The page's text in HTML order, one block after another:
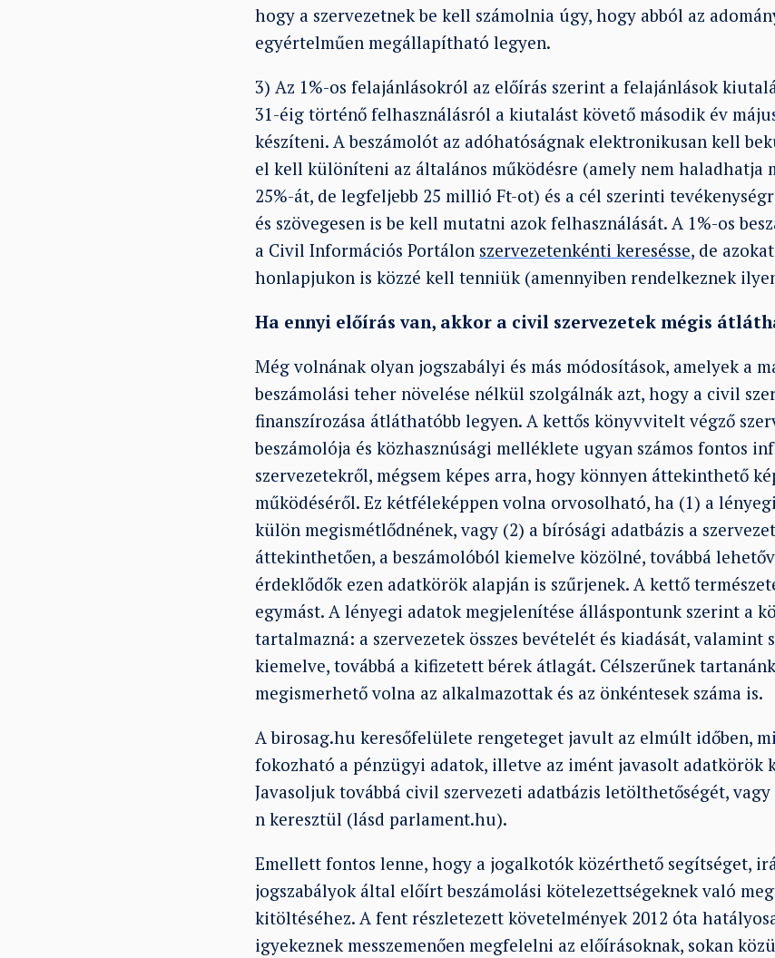
hogy a szervezetnek be kell számolnia úgy, hogy abból az
egyértelműen megállapítható legyen.
3) Az 1%-os felajánlásokról az előírás szerint a felajánlások
31-éig történő felhasználásról a kiutalást követő második év
készíteni. A beszámolót az adóhatóságnak elektronikusan kell
el kell különíteni az általános működésre (amely nem haladhatja
25%-át, de legfeljebb 25 millió Ft-ot) és a cél szerinti
és szövegesen is be kell mutatni azok felhasználását. A 1%-os
a Civil Információs Portálon szervezetenkénti keresésse, de
honlapjukon is közzé kell tenniük (amennyiben rendelkeznek
Ha ennyi előírás van, akkor a civil szervezetek mégis
Még volnának olyan jogszabályi és más módosítások, amelyek a
beszámolási teher növelése nélkül szolgálnák azt, hogy a civil
finanszírozása átláthatóbb legyen. A kettős könyvvitelt végző
beszámolója és közhasznúsági melléklete ugyan számos fontos
szervezetekről, mégsem képes arra, hogy könnyen áttekinthető
működéséről. Ez kétféleképpen volna orvosolható, ha (1) a
külön megismétlődnének, vagy (2) a bírósági adatbázis a
áttekinthetően, a beszámolóból kiemelve közölné, továbbá
érdeklődők ezen adatkörök alapján is szűrjenek. A kettő
egymást. A lényegi adatok megjelenítése álláspontunk szerint a
tartalmazná: a szervezetek összes bevételét és kiadását,
kiemelve, továbbá a kifizetett bérek átlagát. Célszerűnek
megismerhető volna az alkalmazottak és az önkéntesek száma is.
A birosag.hu keresőfelülete rengeteget javult az elmúlt időben,
fokozható a pénzügyi adatok, illetve az imént javasolt adatkörök
Javasoljuk továbbá civil szervezeti adatbázis letölthetőségét,
n keresztül (lásd parlament.hu).
Emellett fontos lenne, hogy a jogalkotók közérthető segítséget,
jogszabályok által előírt beszámolási kötelezettségeknek való
kitöltéséhez. A fent részletezett követelmények 2012 óta
igyekeznek messzemenően megfelelni az előírásoknak, sokan